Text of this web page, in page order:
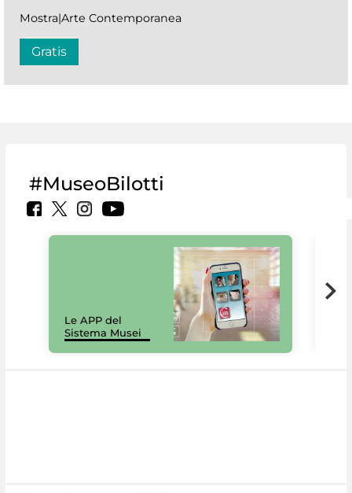
Mostra|Arte Contemporanea
Gratis
#MuseoBilotti
Le APP del
Sistema Musei